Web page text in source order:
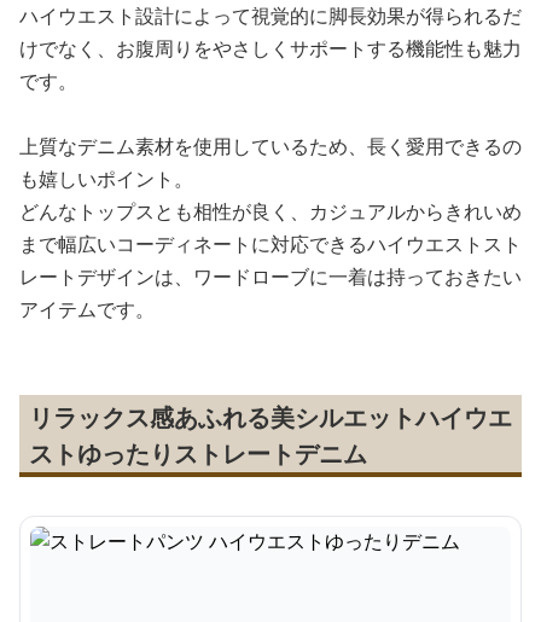
ハイウエスト設計によって視覚的に脚長効果が得られるだ
けでなく、お腹周りをやさしくサポートする機能性も魅力
です。
上質なデニム素材を使用しているため、長く愛用できるの
も嬉しいポイント。
どんなトップスとも相性が良く、カジュアルからきれいめ
まで幅広いコーディネートに対応できるハイウエストスト
レートデザインは、ワードローブに一着は持っておきたい
アイテムです。
リラックス感あふれる美シルエットハイウエ
ストゆったりストレートデニム